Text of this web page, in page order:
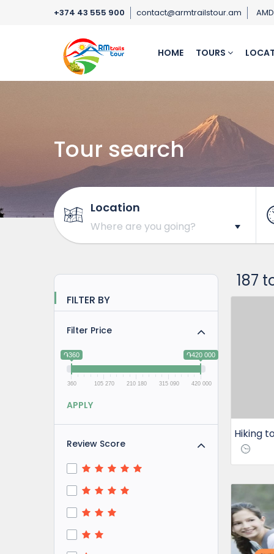
+374 43 555 900 contact@armtrailstour.am AMD
HOME TOURS
Tour search
Location
FILTER BY
Filter Price
֏360 ֏420 000
360 105 270 210 180 315 090 420 000
APPLY
Review Score
187